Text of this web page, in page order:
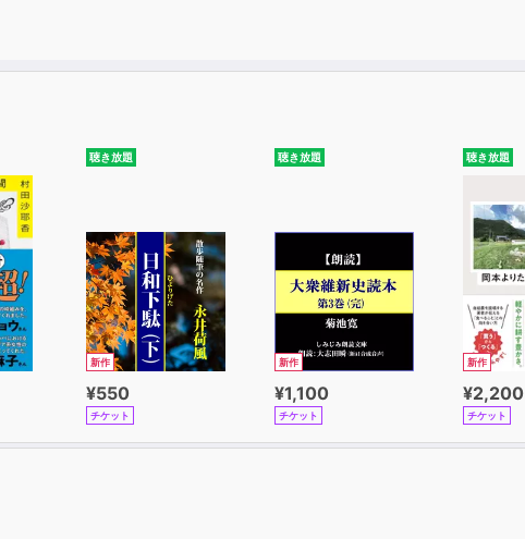
聴き放題
新作
¥550
チケット
聴き放題
新作
¥1,100
チケット
聴き放題
新作
¥2,200
チケット